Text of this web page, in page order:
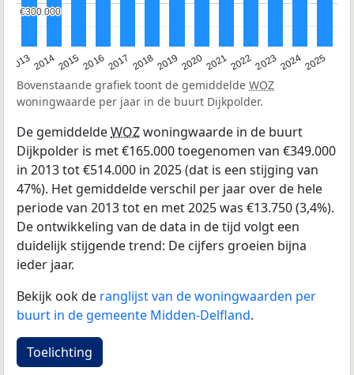
20132014201520162017 20182019 202020212022202320242025
€300.000
€300.000
Bovenstaande grafiek toont de gemiddelde WOZ
woningwaarde per jaar in de buurt Dijkpolder.
De gemiddeldeWOZwoningwaarde in de buurt
Dijkpolder is met €165.000 toegenomen van €349.000
in 2013 tot €514.000 in 2025 (dat is een stijging van
47%). Het gemiddelde verschil per jaar over de hele
periode van 2013 tot en met 2025 was €13.750 (3,4%).
De ontwikkeling van de data in de tijd volgt een
duidelijk stijgende trend: De cijfers groeien bijna
ieder jaar.
Bekijk ook de ranglijst van de woningwaarden per
buurt in de gemeente Midden-Delfland.
Toelichting